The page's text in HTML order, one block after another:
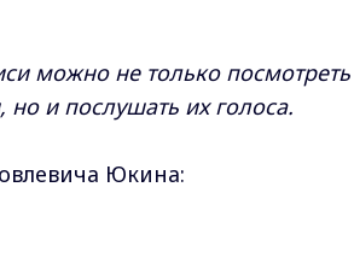
можно не только посмотреть
и послушать их голоса.
Юкина: